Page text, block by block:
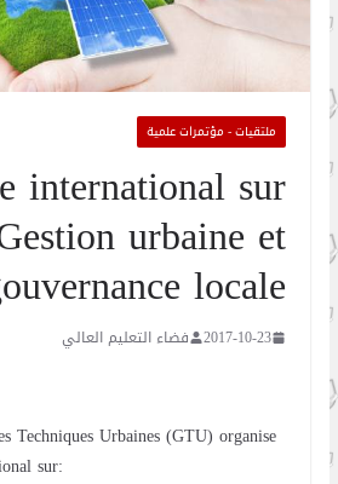
ملتقيات - مؤتمرات علمية
international sur
urbaine et
locale
2017-10-23 فضاء التعليم العالي
Techniques Urbaines (GTU) organise
sur: